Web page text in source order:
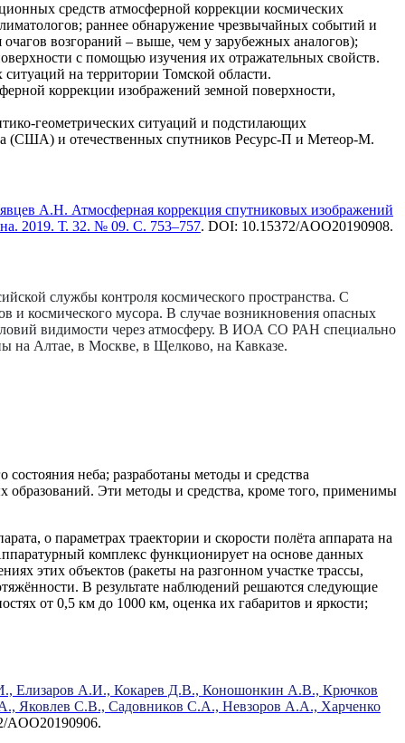
средств атмосферной коррекции космических
раннее обнаружение чрезвычайных событий и
возгораний – выше, чем у зарубежных аналогов);
с помощью изучения их отражательных свойств.
на территории Томской области.
коррекции изображений земной поверхности,
геометрических ситуаций и подстилающих
(США) и отечественных спутников Ресурс-П и Метеор-М.
А.Н. Атмосферная коррекция спутниковых изображений
2019. Т. 32. № 09. С. 753–757. DOI: 10.15372/AOO20190908.
службы контроля космического пространства. С
космического мусора. В случае возникновения опасных
видимости через атмосферу. В ИОА СО РАН специально
на Алтае, в Москве, в Щелково, на Кавказе.
состояния неба; разработаны методы и средства
образований. Эти методы и средства, кроме того, применимы
о параметрах траектории и скорости полёта аппарата на
комплекс функционирует на основе данных
этих объектов (ракеты на разгонном участке трассы,
В результате наблюдений решаются следующие
от 0,5 км до 1000 км, оценка их габаритов и яркости;
Елизаров А.И., Кокарев Д.В., Коношонкин А.В., Крючков
С.В., Садовников С.А., Невзоров А.А., Харченко
AOO20190906.